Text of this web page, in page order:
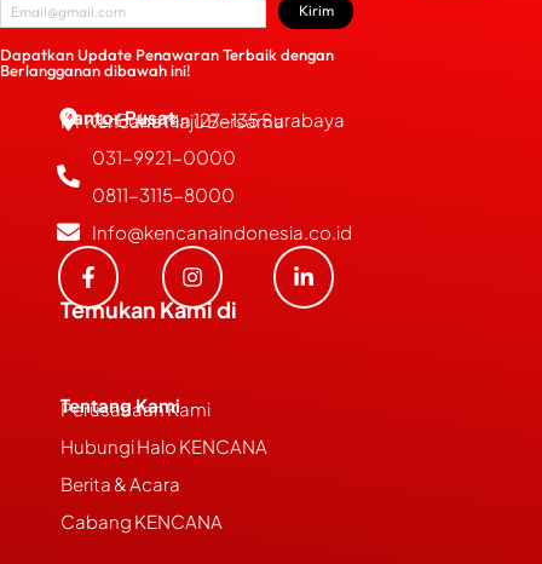
Dapatkan Update Penawaran Terbaik dengan
Berlangganan dibawah ini!
Kirim
Kantor Pusat
PT Kencana Maju Bersama
JL. Bubutan 127-135 Surabaya
031-9921-0000
0811-3115-8000
Info@kencanaindonesia.co.id
Temukan Kami di
Tentang Kami
Perusahaan Kami
Hubungi Halo KENCANA
Berita & Acara
Cabang KENCANA